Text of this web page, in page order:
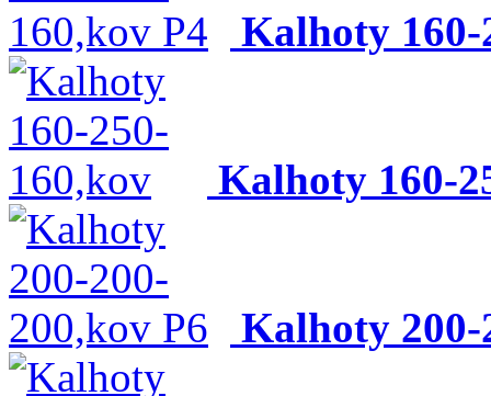
Kalhoty 160-
Kalhoty 160-
Kalhoty 200-